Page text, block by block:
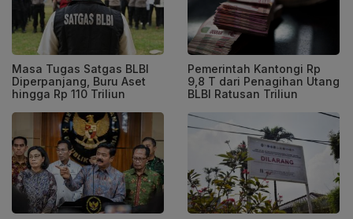
Masa Tugas Satgas BLBI
Diperpanjang, Buru Aset
hingga Rp 110 Triliun
Pemerintah Kantongi Rp
9,8 T dari Penagihan Utang
BLBI Ratusan Triliun